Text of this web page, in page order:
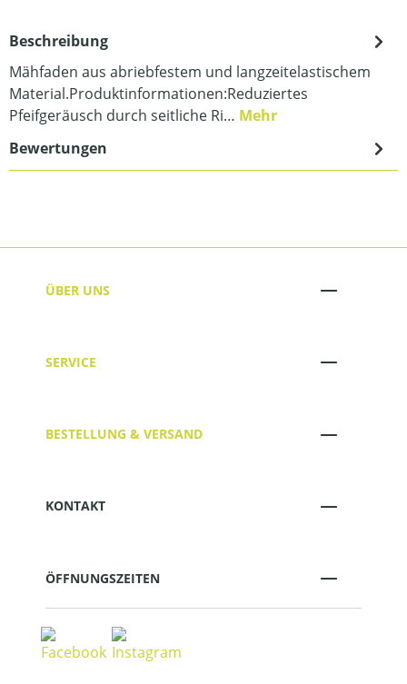
Beschreibung
Mähfaden aus abriebfestem und langzeitelastischem
Material.Produktinformationen:Reduziertes
Pfeifgeräusch durch seitliche Ri… Mehr
Bewertungen
ÜBER UNS
SERVICE
BESTELLUNG & VERSAND
KONTAKT
ÖFFNUNGSZEITEN